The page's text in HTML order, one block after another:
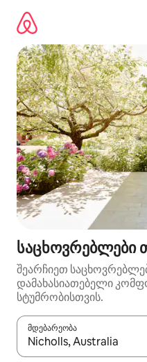
გადასვლა
საცხოვრებლები
შეარჩიეთ
დამახასიათებელი
სტუმრობისთვის.
მდებარეობა
როცა შედეგები